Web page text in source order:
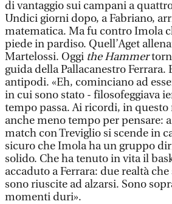
di vantaggio sui campani a
Undici giorni dopo, a Fabriano,
matematica. Ma fu contro Imola
piede in pardiso. Quell’Aget
Martelossi. Oggi the Hammer
guida della Pallacanestro Ferrara.
antipodi. «Eh, cominciano ad
in cui sono stato - filosofeggiava
tempo passa. Ai ricordi, in
anche meno tempo per pensare:
match con Treviglio si scende in
sicuro che Imola ha un gruppo
solido. Che ha tenuto in vita il
accaduto a Ferrara: due realtà
sono riuscite ad alzarsi. Sono
momenti duri».